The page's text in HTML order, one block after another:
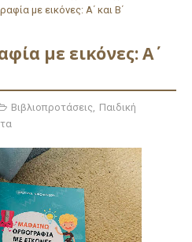
με εικόνες: Α΄ και Β΄
με εικόνες: Α΄
Βιβλιοπροτάσεις, Παιδική